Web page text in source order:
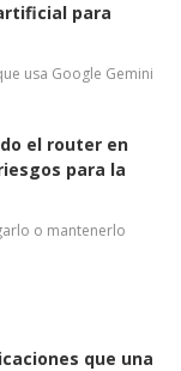
para
usa Google Gemini
el router en
para la
o mantenerlo
que una